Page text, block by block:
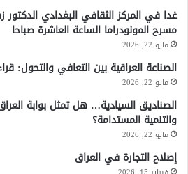
غدا في المركز الثقافي البغدادي الدكتور
مسرح المونودراما الساعة العاشرة صباحا
مايو 22, 2026
الصناعة العراقية بين التعافي والتحول: قراءة في
مايو 22, 2026
الصناديق السيادية… هل تمثل بوابة
والتنمية المستدامة؟
مايو 22, 2026
إصلاح التجارة في العراق